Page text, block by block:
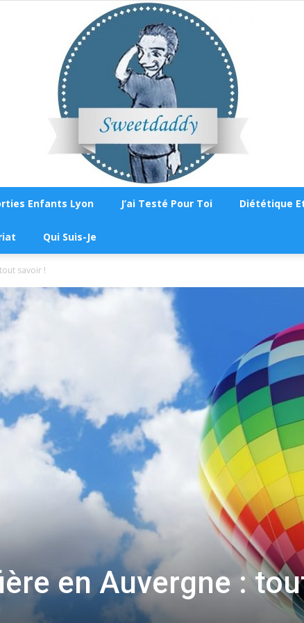
Enfants Lyon J’ai Testé Pour Toi Diététique
Qui Suis-Je
savoir !
en Auvergne :